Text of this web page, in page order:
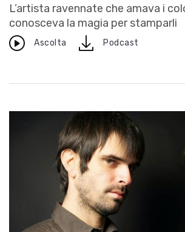
L’artista ravennate che amava i
conosceva la magia per stamparli
Ascolta downloadPodcast